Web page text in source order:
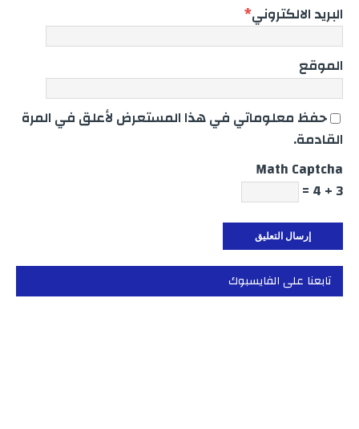
البريد الالكتروني*
الموقع
حفظ معلوماتي في هذا المستعرض لأعلق في المرة
القادمة.
Math Captcha
3 + 4 =
تابعنا على الفايسبوك